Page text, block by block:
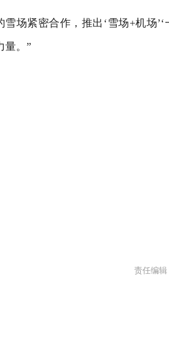
紧密合作，推出‘雪场+机场’‘
量。”
责任编